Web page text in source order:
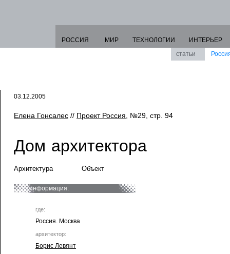
РОССИЯ МИР ТЕХНОЛОГИИ
ИНТЕРЬЕР
статьи
03.12.2005
Елена Гонсалес // Проект Россия , №29, стр. 94
Дом архитектора
Архитектура Объект
информация:
где:
Россия. Москва
архитектор:
Борис Левянт